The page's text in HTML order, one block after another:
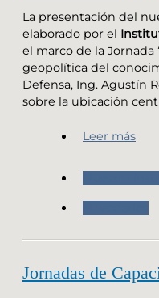
La presentación del
elaborado por el
el marco de la Jornada
geopolítica del
Defensa, Ing. Agustín
sobre la ubicación
Leer más
Jornadas de